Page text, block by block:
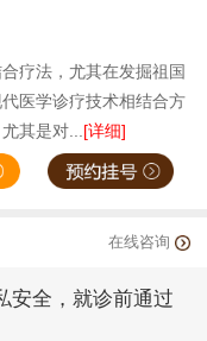
疗法，尤其在发掘祖国
医学诊疗技术相结合方
其是对...[详细]
在线咨询
安全，就诊前通过